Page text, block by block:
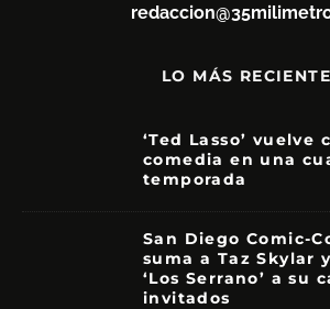
LO MÁS RECIENTE
‘Ted Lasso’ vuelve
comedia en una
temporada
San Diego Comic-
suma a Taz Skylar
‘Los Serrano’ a su
invitados